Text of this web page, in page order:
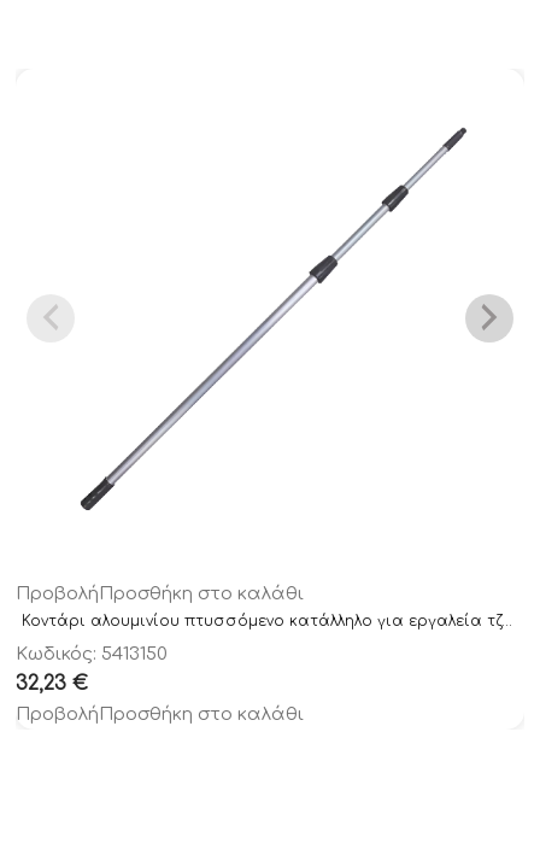
Προβολή Προσθήκη στο καλάθι
Κοντάρι αλουμινίου πτυσσόμενο κατάλληλο για εργαλεία τζαμιών 3×1,50m
Κωδικός: 5413150
32,23 €
Προβολή Προσθήκη στο καλάθι